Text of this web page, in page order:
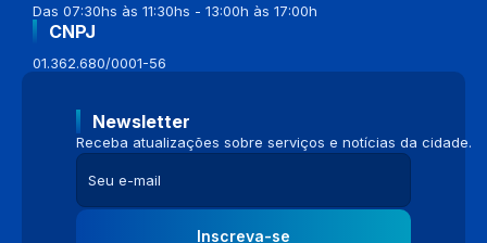
Das 07:30hs às 11:30hs - 13:00h às 17:00h
CNPJ
01.362.680/0001-56
Newsletter
Receba atualizações sobre serviços e notícias da cidade.
Inscreva-se